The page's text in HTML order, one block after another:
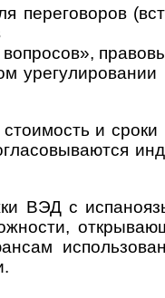
переговоров
урегулировании
и
ВЭД с